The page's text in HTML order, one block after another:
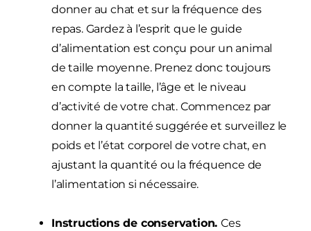
donner au chat et sur la fréquence des
repas. Gardez à l’esprit que le guide
d’alimentation est conçu pour un animal
de taille moyenne. Prenez donc toujours
en compte la taille, l’âge et le niveau
d’activité de votre chat. Commencez par
donner la quantité suggérée et surveillez le
poids et l’état corporel de votre chat, en
ajustant la quantité ou la fréquence de
l’alimentation si nécessaire.
Instructions de conservation. Ces